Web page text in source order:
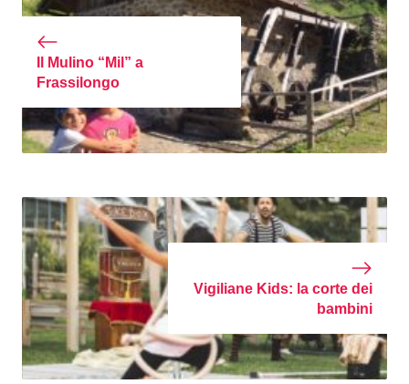
Il Mulino “Mil” a
Frassilongo
Vigiliane Kids: la corte dei
bambini